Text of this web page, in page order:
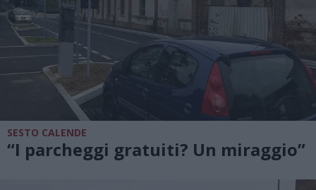
SESTO CALENDE
“I parcheggi gratuiti? Un miraggio”